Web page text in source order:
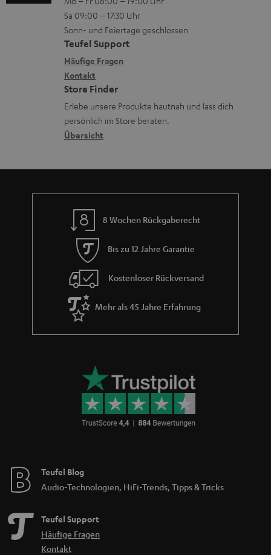
a
d
e
n
z
u
m
V
e
r
s
a
d
o
n
e
n
z
u
r
G
r
a
-
L
e
x
i
k
o
n
n
t
a
k
t
d
a
t
n
Sa 09:00 – 17:30 Uhr
Sonn- und Feiertage geschlossen
Teufel Support
Häufige Fragen
Kontakt
Store Finder
Erlebe unsere Produkte hautnah und lass dich
persönlich im Store beraten.
Übersicht
8 Wochen Rückgaberecht
Bis zu 12 Jahre Garantie
Kostenloser Rückversand
Mehr als 45 Jahre Erfahrung
Teufel Blog
Audio-Technologien, HiFi-Trends, Tipps & Tricks
Teufel Support
Häufige Fragen
Kontakt